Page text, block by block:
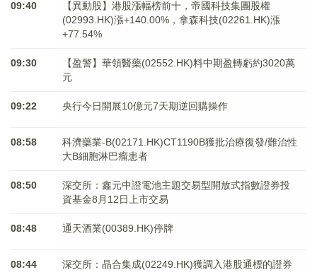
09:40
【異動股】港股漲幅榜前十，帝國科技集團股權
(02993.HK)漲+140.00%，拿森科技(02261.HK)漲
+77.54%
09:30
【盈警】華領醫藥(02552.HK)料中期盈轉虧約3020萬
元
09:22 央行今日開展10億元7天期逆回購操作
08:58
科濟藥業-B(02171.HK)CT1190B獲批治療復發/難治性
大B細胞淋巴瘤患者
08:50
深交所：鑫元中證電池主題交易型開放式指數證券投
資基金8月12日上市交易
08:48 通天酒業(00389.HK)停牌
08:44
深交所：晶合集成(02249.HK)獲調入港股通標的證券